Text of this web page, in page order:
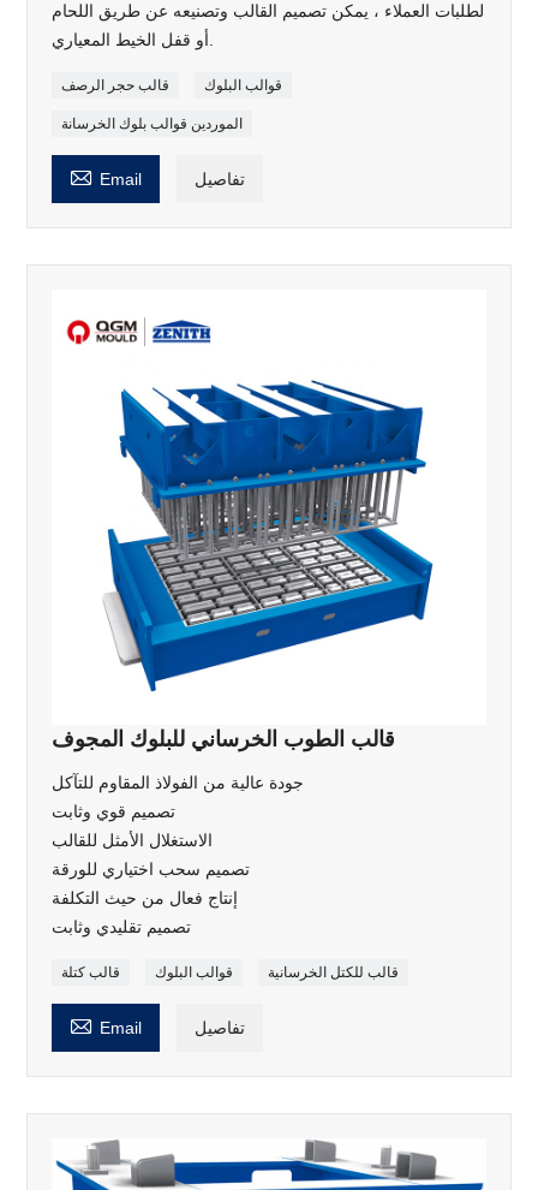
لطلبات العملاء ، يمكن تصميم القالب وتصنيعه عن طريق اللحام
أو قفل الخيط المعياري.
قالب حجر الرصف قوالب البلوك
الموردين قوالب بلوك الخرسانة
 Email تفاصيل
قالب الطوب الخرساني للبلوك المجوف
جودة عالية من الفولاذ المقاوم للتآكل
تصميم قوي وثابت
الاستغلال الأمثل للقالب
تصميم سحب اختياري للورقة
إنتاج فعال من حيث التكلفة
تصميم تقليدي وثابت
قالب كتلة قوالب البلوك قالب للكتل الخرسانية
 Email تفاصيل